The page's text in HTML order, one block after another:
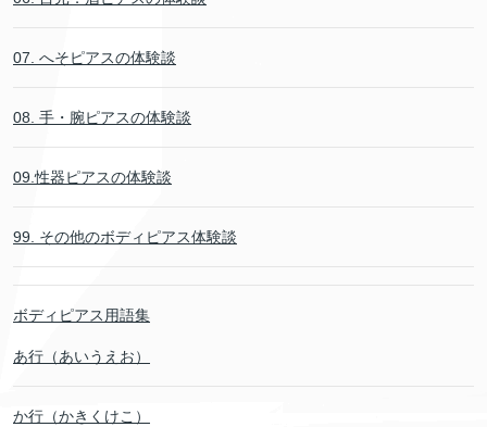
07. へそピアスの体験談
08. 手・腕ピアスの体験談
09.性器ピアスの体験談
99. その他のボディピアス体験談
ボディピアス用語集
あ行（あいうえお）
か行（かきくけこ）